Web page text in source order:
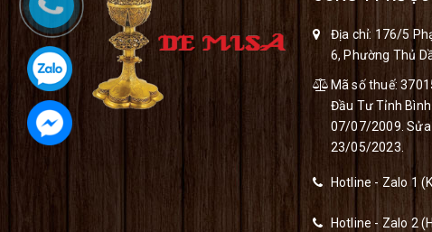
Địa chỉ: 176/5
6, Phường Thủ
Mã số thuế:
Đầu Tư Tỉnh
07/07/2009.
23/05/2023.
Hotline - Zalo 1
Hotline - Zalo 2